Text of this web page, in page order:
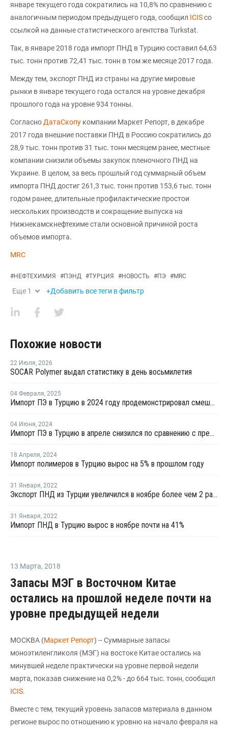
январе текущего года сократились на 10,8% по сравнению с
аналогичным периодом предыдущего года, сообщил ICISсо
ссылкой на данные статистического агентства Turkstat.
Так, в январе 2018 года импорт ПНД в Турцию составил 64,63
тыс. тонн против 72,41 тыс. тонн в том же месяце 2017 года.
Между тем, экспорт ПНД из страны на другие мировые
рынки в январе текущего года остался на уровне декабря
прошлого года на уровне 934 тонны.
Согласно ДатаСкопу компании Маркет Репорт, в декабре
2017 года внешние поставки ПНД в Россию сократились до
28,9 тыс. тонн против 31 тыс. тонн месяцем ранее, местные
компании снизили объемы закупок пленочного ПНД на
Украине. В целом, за весь прошлый год суммарный объем
импорта ПНД достиг 261,3 тыс. тонн против 153,6 тыс. тонн
годом ранее, длительные профилактические простои
нескольких производств и сокращение выпуска на
Нижнекамскнефтехиме стали основной причиной роста
объемов импорта.
MRC
#НЕФТЕХИМИЯ #ПЭНД #ТУРЦИЯ #НОВОСТЬ #ПЭ #MRC
Еще 1 +Добавить все теги в фильтр
Похожие новости
22 Июля, 2026
SOCAR Polymer выдал статистику в день восьмилетия
04 Февраля, 2025
Импорт ПЭ в Турцию в 2024 году продемонстрировал смешанные показатели
04 Июня, 2024
Импорт ПЭ в Турцию в апреле снизился по сравнению с предыдущим месяцем
18 Апреля, 2024
Импорт полимеров в Турцию вырос на 5% в прошлом году
31 Января, 2022
Экспорт ПНД из Турции увеличился в ноябре более чем 2 раза
31 Января, 2022
Импорт ПНД в Турцию вырос в ноябре почти на 41%
13 Марта, 2018
Запасы МЭГ в Восточном Китае
остались на прошлой неделе почти на
уровне предыдущей недели
МОСКВА (Маркет Репорт) -- Суммарные запасы
моноэтиленгликоля (МЭГ) на востоке Китае остались на
минувшей неделе практически на уровне первой недели
марта, показав снижение на 0,2% - до 664 тыс. тонн, сообщил
ICIS.
Вместе с тем, текущий уровень запасов материала в данном
регионе вырос по отношению к уровню на начало февраля на